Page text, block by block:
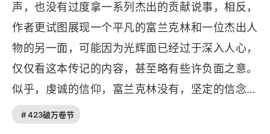
个人努力，还是上帝的仁慈？
理性动物：未来行为准则
第四章 来自费城的印刷工（费城，1726~1732年）
共读社：富兰克林的公共层面映像
声，也没有过度拿一系列杰出的贡献说事，相反，
作者更试图展现一个平凡的富兰克林和一位杰出人
物的另一面，可能因为光辉面已经过于深入人心，
仅仅看这本传记的内容，甚至略有些许负面之意。
似乎，虔诚的信仰，富兰克林没有，坚定的信念，
富兰克林没有，强烈的观点，富兰克林没有，固有
# 423破万卷节